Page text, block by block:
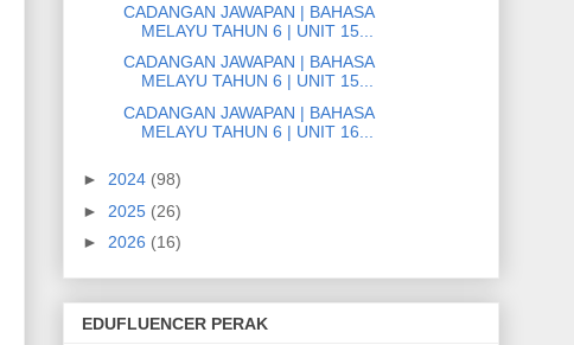
CADANGAN JAWAPAN | BAHASA
MELAYU TAHUN 6 | UNIT 15...
CADANGAN JAWAPAN | BAHASA
MELAYU TAHUN 6 | UNIT 15...
CADANGAN JAWAPAN | BAHASA
MELAYU TAHUN 6 | UNIT 16...
► 2024 (98)
► 2025 (26)
► 2026 (16)
EDUFLUENCER PERAK